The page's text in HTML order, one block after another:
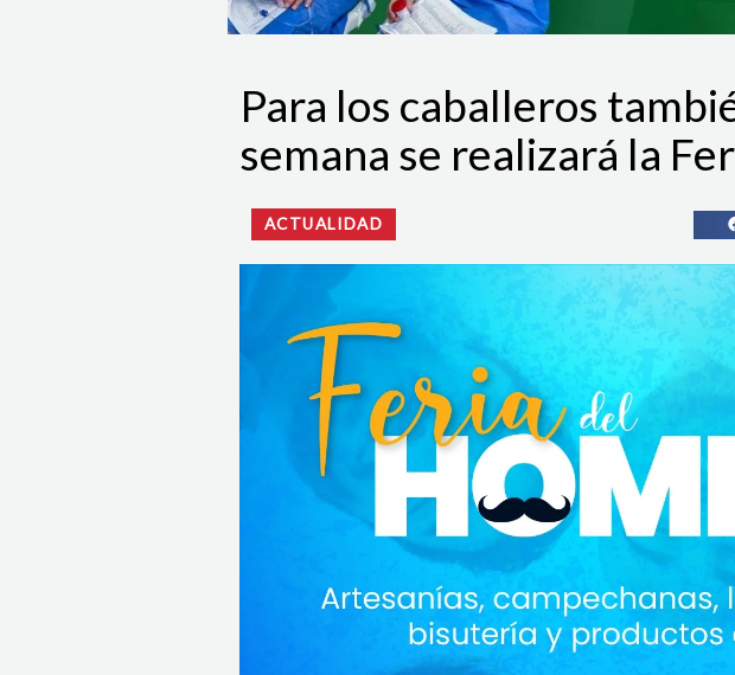
Para los caballeros
semana se realizará la
ACTUALIDAD